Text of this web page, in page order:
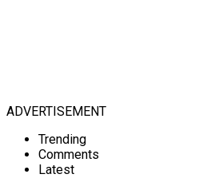
ADVERTISEMENT
Trending
Comments
Latest